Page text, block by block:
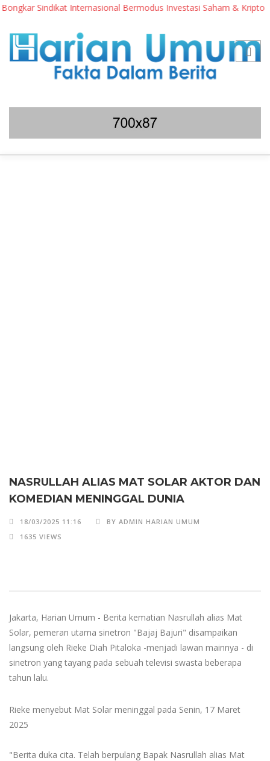
Sindikat Internasional Bermodus Investasi Saham & Kripto
NASRULLAH ALIAS MAT SOLAR AKTOR DAN
KOMEDIAN MENINGGAL DUNIA
18/03/2025 11:16
BY ADMIN HARIAN UMUM
1635 VIEWS
Jakarta, Harian Umum - Berita kematian Nasrullah alias Mat
Solar, pemeran utama sinetron "Bajaj Bajuri" disampaikan
langsung oleh Rieke Diah Pitaloka -menjadi lawan mainnya - di
sinetron yang tayang pada sebuah televisi swasta beberapa
tahun lalu.
Rieke menyebut Mat Solar meninggal pada Senin, 17 Maret
2025
"Berita duka cita. Telah berpulang Bapak Nasrullah alias Mat